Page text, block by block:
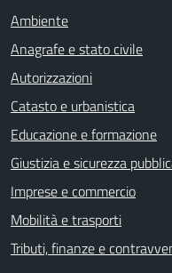
Ambiente
Anagrafe e stato civile
Autorizzazioni
Catasto e urbanistica
Educazione e formazione
Giustizia e sicurezza
Imprese e commercio
Mobilità e trasporti
Tributi, finanze e